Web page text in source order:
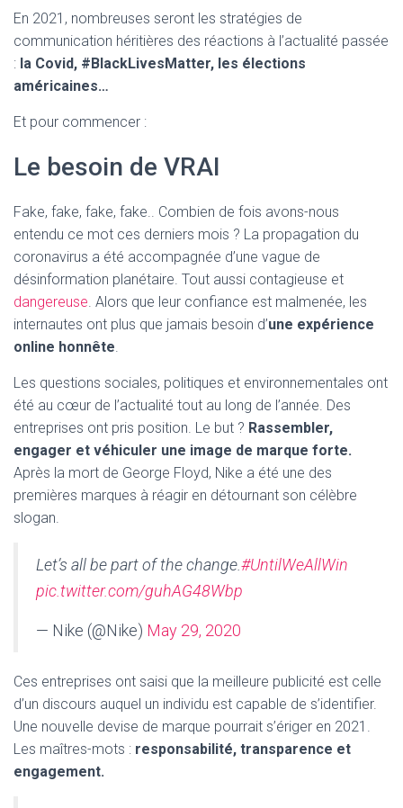
En 2021, nombreuses seront les stratégies de
communication héritières des réactions à l’actualité passée
: la Covid, #BlackLivesMatter, les élections
américaines…
Et pour commencer :
Le besoin de VRAI
Fake, fake, fake, fake.. Combien de fois avons-nous
entendu ce mot ces derniers mois ? La propagation du
coronavirus a été accompagnée d’une vague de
désinformation planétaire. Tout aussi contagieuse et
dangereuse. Alors que leur confiance est malmenée, les
internautes ont plus que jamais besoin d’une expérience
online honnête.
Les questions sociales, politiques et environnementales ont
été au cœur de l’actualité tout au long de l’année. Des
entreprises ont pris position. Le but ? Rassembler,
engager et véhiculer une image de marque forte.
Après la mort de George Floyd, Nike a été une des
premières marques à réagir en détournant son célèbre
slogan.
Let’s all be part of the change.#UntilWeAllWin
pic.twitter.com/guhAG48Wbp
— Nike (@Nike) May 29, 2020
Ces entreprises ont saisi que la meilleure publicité est celle
d’un discours auquel un individu est capable de s’identifier.
Une nouvelle devise de marque pourrait s’ériger en 2021.
Les maîtres-mots : responsabilité, transparence et
engagement.